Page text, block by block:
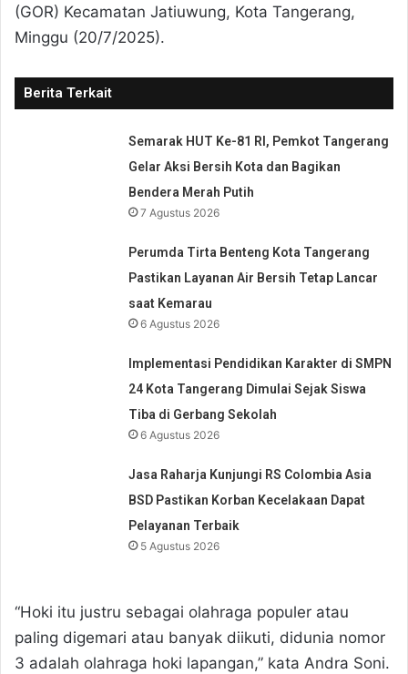
(GOR) Kecamatan Jatiuwung, Kota Tangerang,
Minggu (20/7/2025).
Berita Terkait
Semarak HUT Ke-81 RI, Pemkot Tangerang
Gelar Aksi Bersih Kota dan Bagikan
Bendera Merah Putih
7 Agustus 2026
Perumda Tirta Benteng Kota Tangerang
Pastikan Layanan Air Bersih Tetap Lancar
saat Kemarau
6 Agustus 2026
Implementasi Pendidikan Karakter di SMPN
24 Kota Tangerang Dimulai Sejak Siswa
Tiba di Gerbang Sekolah
6 Agustus 2026
Jasa Raharja Kunjungi RS Colombia Asia
BSD Pastikan Korban Kecelakaan Dapat
Pelayanan Terbaik
5 Agustus 2026
“Hoki itu justru sebagai olahraga populer atau
paling digemari atau banyak diikuti, didunia nomor
3 adalah olahraga hoki lapangan,” kata Andra Soni.